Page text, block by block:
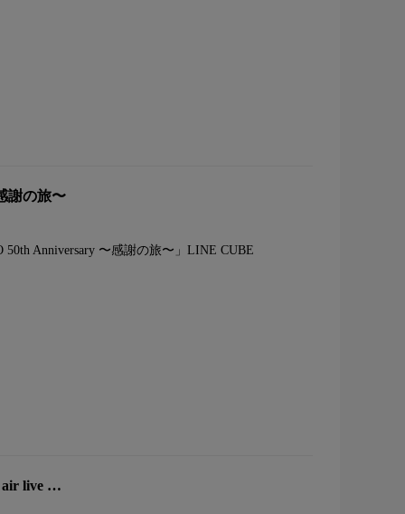
謝の旅〜
Anniversary 〜感謝の旅〜」LINE CUBE
air live …